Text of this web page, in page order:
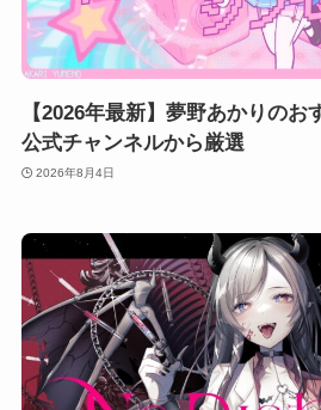
【2026年最新】夢野あかりのお
公式チャンネルから厳選
2026年8月4日